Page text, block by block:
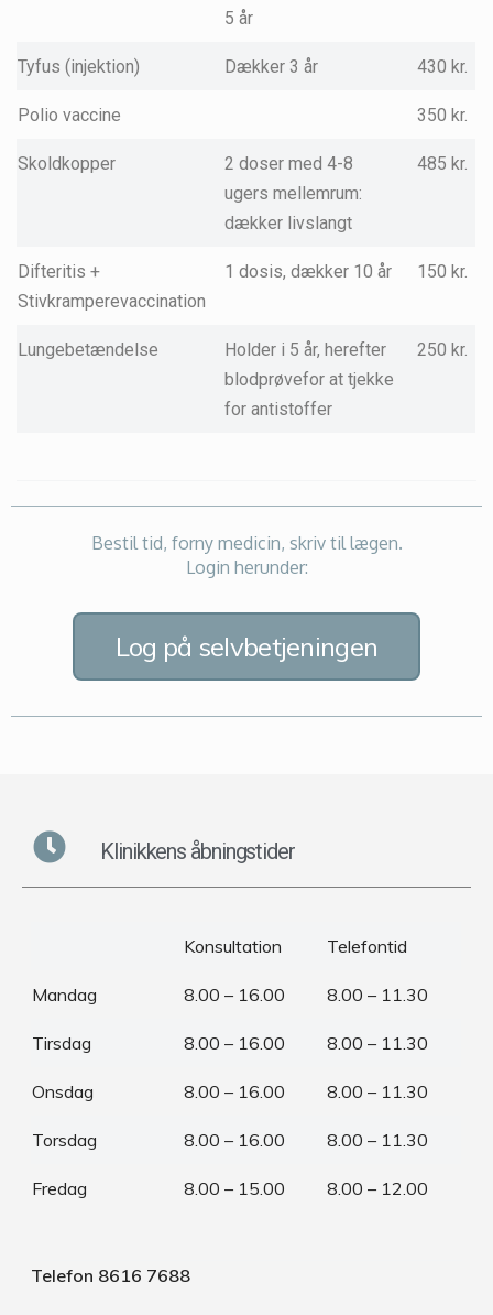
5 år
Tyfus (injektion) Dækker 3 år 430 kr.
Polio vaccine 350 kr.
Skoldkopper
2 doser med 4-8
ugers mellemrum:
dækker livslangt
485 kr.
Difteritis +
Stivkramperevaccination
1 dosis, dækker 10 år 150 kr.
Lungebetændelse
Holder i 5 år, herefter
blodprøvefor at tjekke
for antistoffer
250 kr.
Bestil tid, forny medicin, skriv til lægen.
Login herunder:
Log på selvbetjeningen
Klinikkens åbningstider
Konsultation Telefontid
Mandag 8.00 – 16.00 8.00 – 11.30
Tirsdag 8.00 – 16.00 8.00 – 11.30
Onsdag 8.00 – 16.00 8.00 – 11.30
Torsdag 8.00 – 16.00 8.00 – 11.30
Fredag 8.00 – 15.00 8.00 – 12.00
Telefon 8616 7688